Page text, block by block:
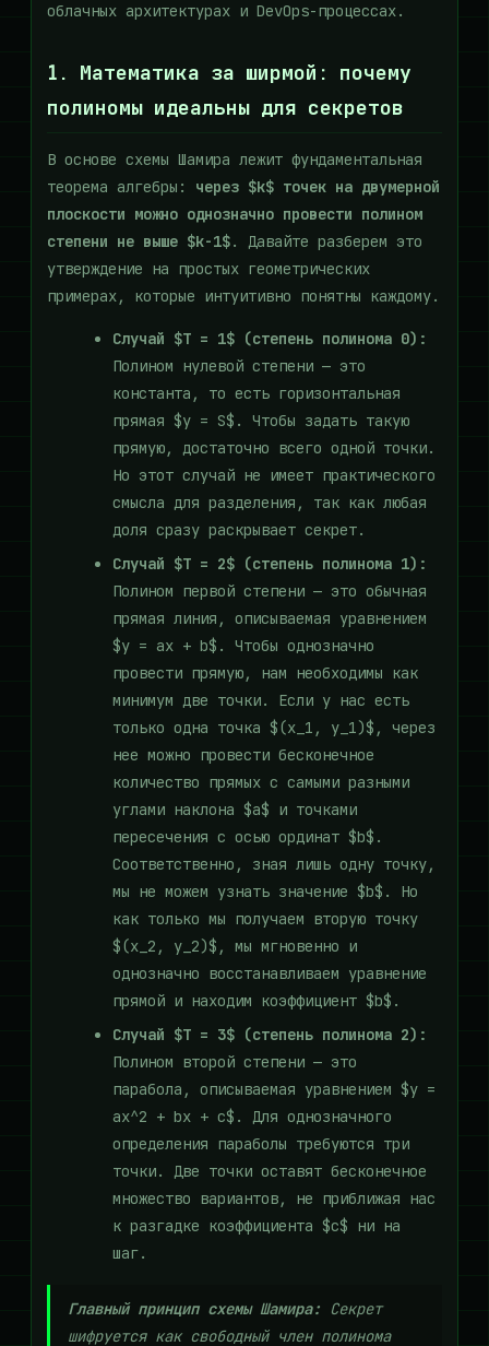
облачных архитектурах и DevOps-процессах.
1. Математика за ширмой: почему
полиномы идеальны для секретов
В основе схемы Шамира лежит фундаментальная
теорема алгебры: через $k$ точек на двумерной
плоскости можно однозначно провести полином
степени не выше $k-1$. Давайте разберем это
утверждение на простых геометрических
примерах, которые интуитивно понятны каждому.
Случай $T = 1$ (степень полинома 0):
Полином нулевой степени — это
константа, то есть горизонтальная
прямая $y = S$. Чтобы задать такую
прямую, достаточно всего одной точки.
Но этот случай не имеет практического
смысла для разделения, так как любая
доля сразу раскрывает секрет.
Случай $T = 2$ (степень полинома 1):
Полином первой степени — это обычная
прямая линия, описываемая уравнением
$y = ax + b$. Чтобы однозначно
провести прямую, нам необходимы как
минимум две точки. Если у нас есть
только одна точка $(x_1, y_1)$, через
нее можно провести бесконечное
количество прямых с самыми разными
углами наклона $a$ и точками
пересечения с осью ординат $b$.
Соответственно, зная лишь одну точку,
мы не можем узнать значение $b$. Но
как только мы получаем вторую точку
$(x_2, y_2)$, мы мгновенно и
однозначно восстанавливаем уравнение
прямой и находим коэффициент $b$.
Случай $T = 3$ (степень полинома 2):
Полином второй степени — это
парабола, описываемая уравнением $y =
ax^2 + bx + c$. Для однозначного
определения параболы требуются три
точки. Две точки оставят бесконечное
множество вариантов, не приближая нас
к разгадке коэффициента $c$ ни на
шаг.
Главный принцип схемы Шамира: Секрет
шифруется как свободный член полинома